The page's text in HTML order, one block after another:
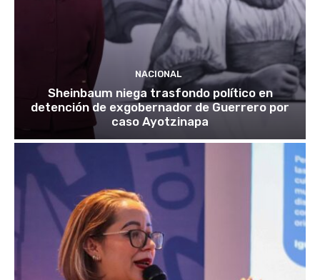
NACIONAL
Sheinbaum niega trasfondo político en
detención de exgobernador de Guerrero por
caso Ayotzinapa